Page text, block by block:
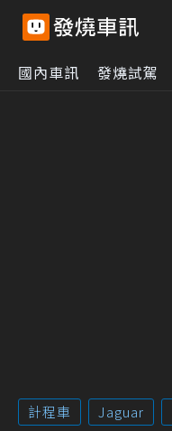
國內車訊 發燒試駕
計程車 Jaguar